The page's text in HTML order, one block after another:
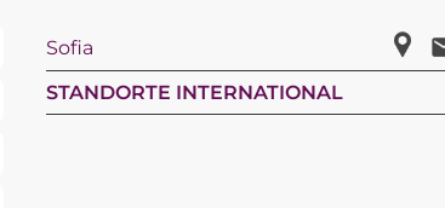
Sofia
STANDORTE INTERNATIONAL